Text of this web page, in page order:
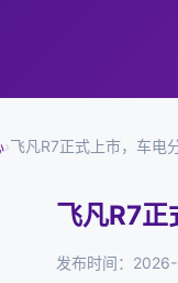
›飞凡R7正式上市，车电
飞凡R7正
发布时间：